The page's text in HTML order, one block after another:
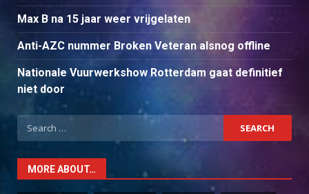
Max B na 15 jaar weer vrijgelaten
Anti-AZC nummer Broken Veteran alsnog offline
Nationale Vuurwerkshow Rotterdam gaat definitief
niet door
Search
for:
MORE ABOUT…